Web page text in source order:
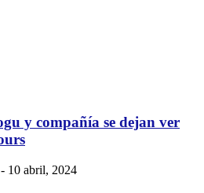
y compañía se dejan ver
- 10 abril, 2024